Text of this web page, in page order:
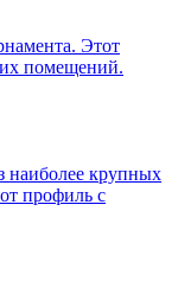
Этот
помещений.
наиболее крупных
профиль с